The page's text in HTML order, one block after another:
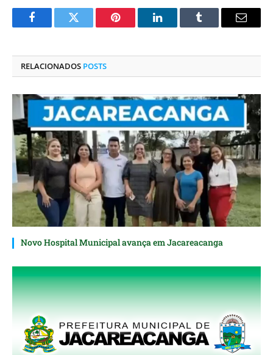
FacebookTwitter Pinterest O
Tumblr
E-
RELACIONADOS POSTS
Novo Hospital Municipal avança em Jacareacanga